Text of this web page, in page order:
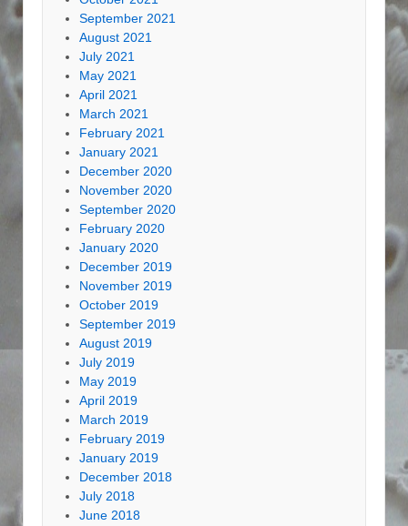
September 2021
August 2021
July 2021
May 2021
April 2021
March 2021
February 2021
January 2021
December 2020
November 2020
September 2020
February 2020
January 2020
December 2019
November 2019
October 2019
September 2019
August 2019
July 2019
May 2019
April 2019
March 2019
February 2019
January 2019
December 2018
July 2018
June 2018